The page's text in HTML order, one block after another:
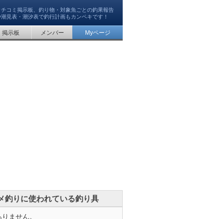
コミ掲示板、釣り物・対象魚ごとの釣果報告
見表・潮汐表で釣行計画もカンペキです！
掲示板 メンバー Myページ
釣りに使われている釣り具
ません。